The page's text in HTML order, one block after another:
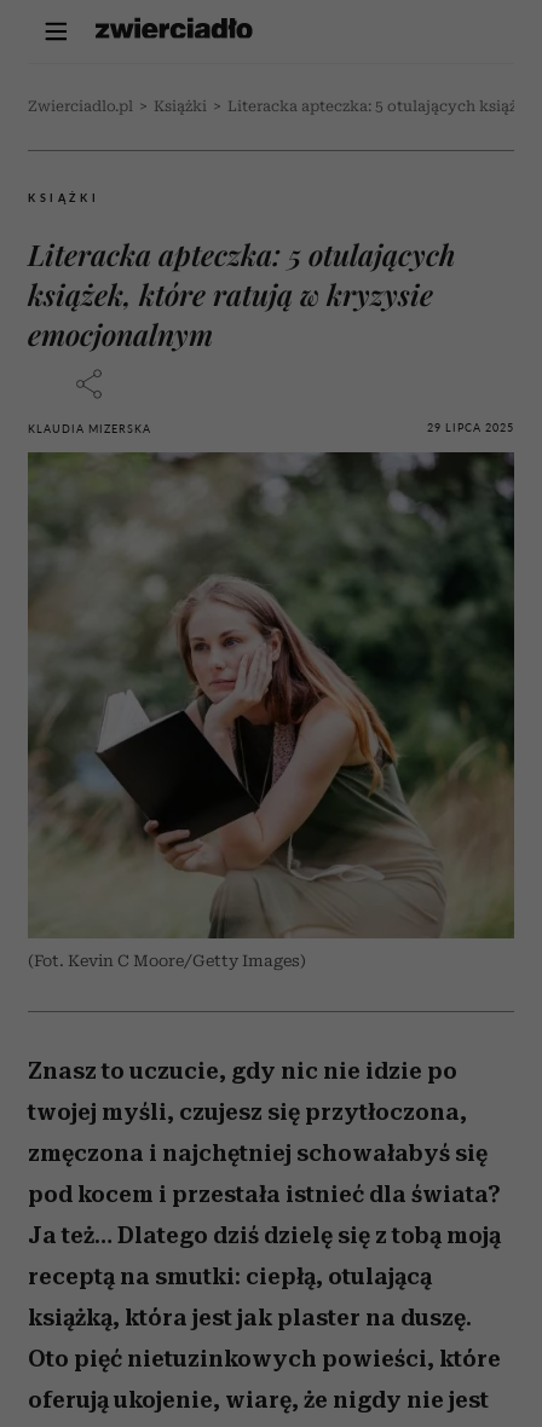
Zwierciadlo.pl > Książki > Literacka apteczka: 5 otulających
KSIĄŻKI
Literacka apteczka: 5 otulających
książek, które ratują w kryzysie
emocjonalnym
KLAUDIA MIZERSKA 29 LIPCA 2025
(Fot. Kevin C Moore/Getty Images)
Znasz to uczucie, gdy nic nie idzie po
twojej myśli, czujesz się przytłoczona,
zmęczona i najchętniej schowałabyś się
pod kocem i przestała istnieć dla świata?
Ja też… Dlatego dziś dzielę się z tobą moją
receptą na smutki: ciepłą, otulającą
książką, która jest jak plaster na duszę.
Oto pięć nietuzinkowych powieści, które
oferują ukojenie, wiarę, że nigdy nie jest